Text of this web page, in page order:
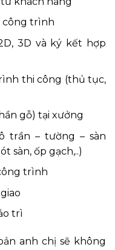
công trình
3D và ký kết hợp
thi công (thủ tục,
gỗ) tại xưởng
trần – tường – sàn
sàn, ốp gạch,..)
trình
trì
anh chị sẽ không